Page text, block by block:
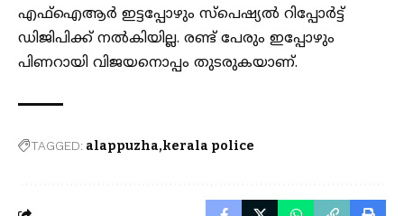
എഫ്ഐആർ ഇട്ടപ്പോഴും സ്പെഷ്യൽ റിപ്പോർട്ട്
ഡിജിപിക്ക് നൽകിയില്ല. രണ്ട് പേരും ഇപ്പോഴും
പിണറായി വിജയനൊപ്പം തുടരുകയാണ്.
TAGGED: alappuzha kerala police